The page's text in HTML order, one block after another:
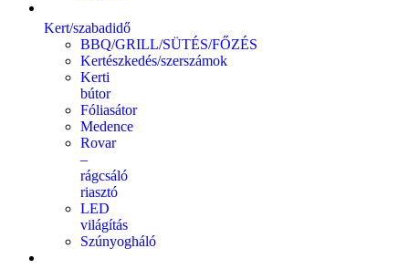
Kert/szabadidő
BBQ/GRILL/SÜTÉS/FŐZÉS
Kertészkedés/szerszámok
Kerti
bútor
Fóliasátor
Medence
Rovar
–
rágcsáló
riasztó
LED
világítás
Szúnyogháló